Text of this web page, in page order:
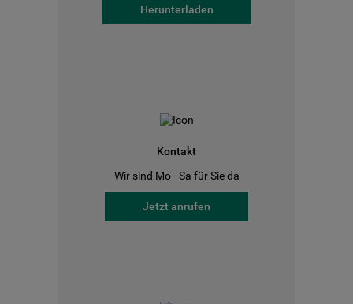
Herunterladen
Kontakt
Wir sind Mo - Sa für Sie da
Jetzt anrufen